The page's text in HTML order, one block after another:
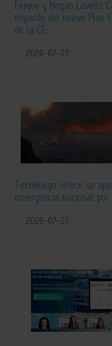
Feique y Hogan Lovells
impacto del nuevo Plan
de la CE
2026-07-27
Tecnifuego ofrece su
emergencia nacional
2026-07-27